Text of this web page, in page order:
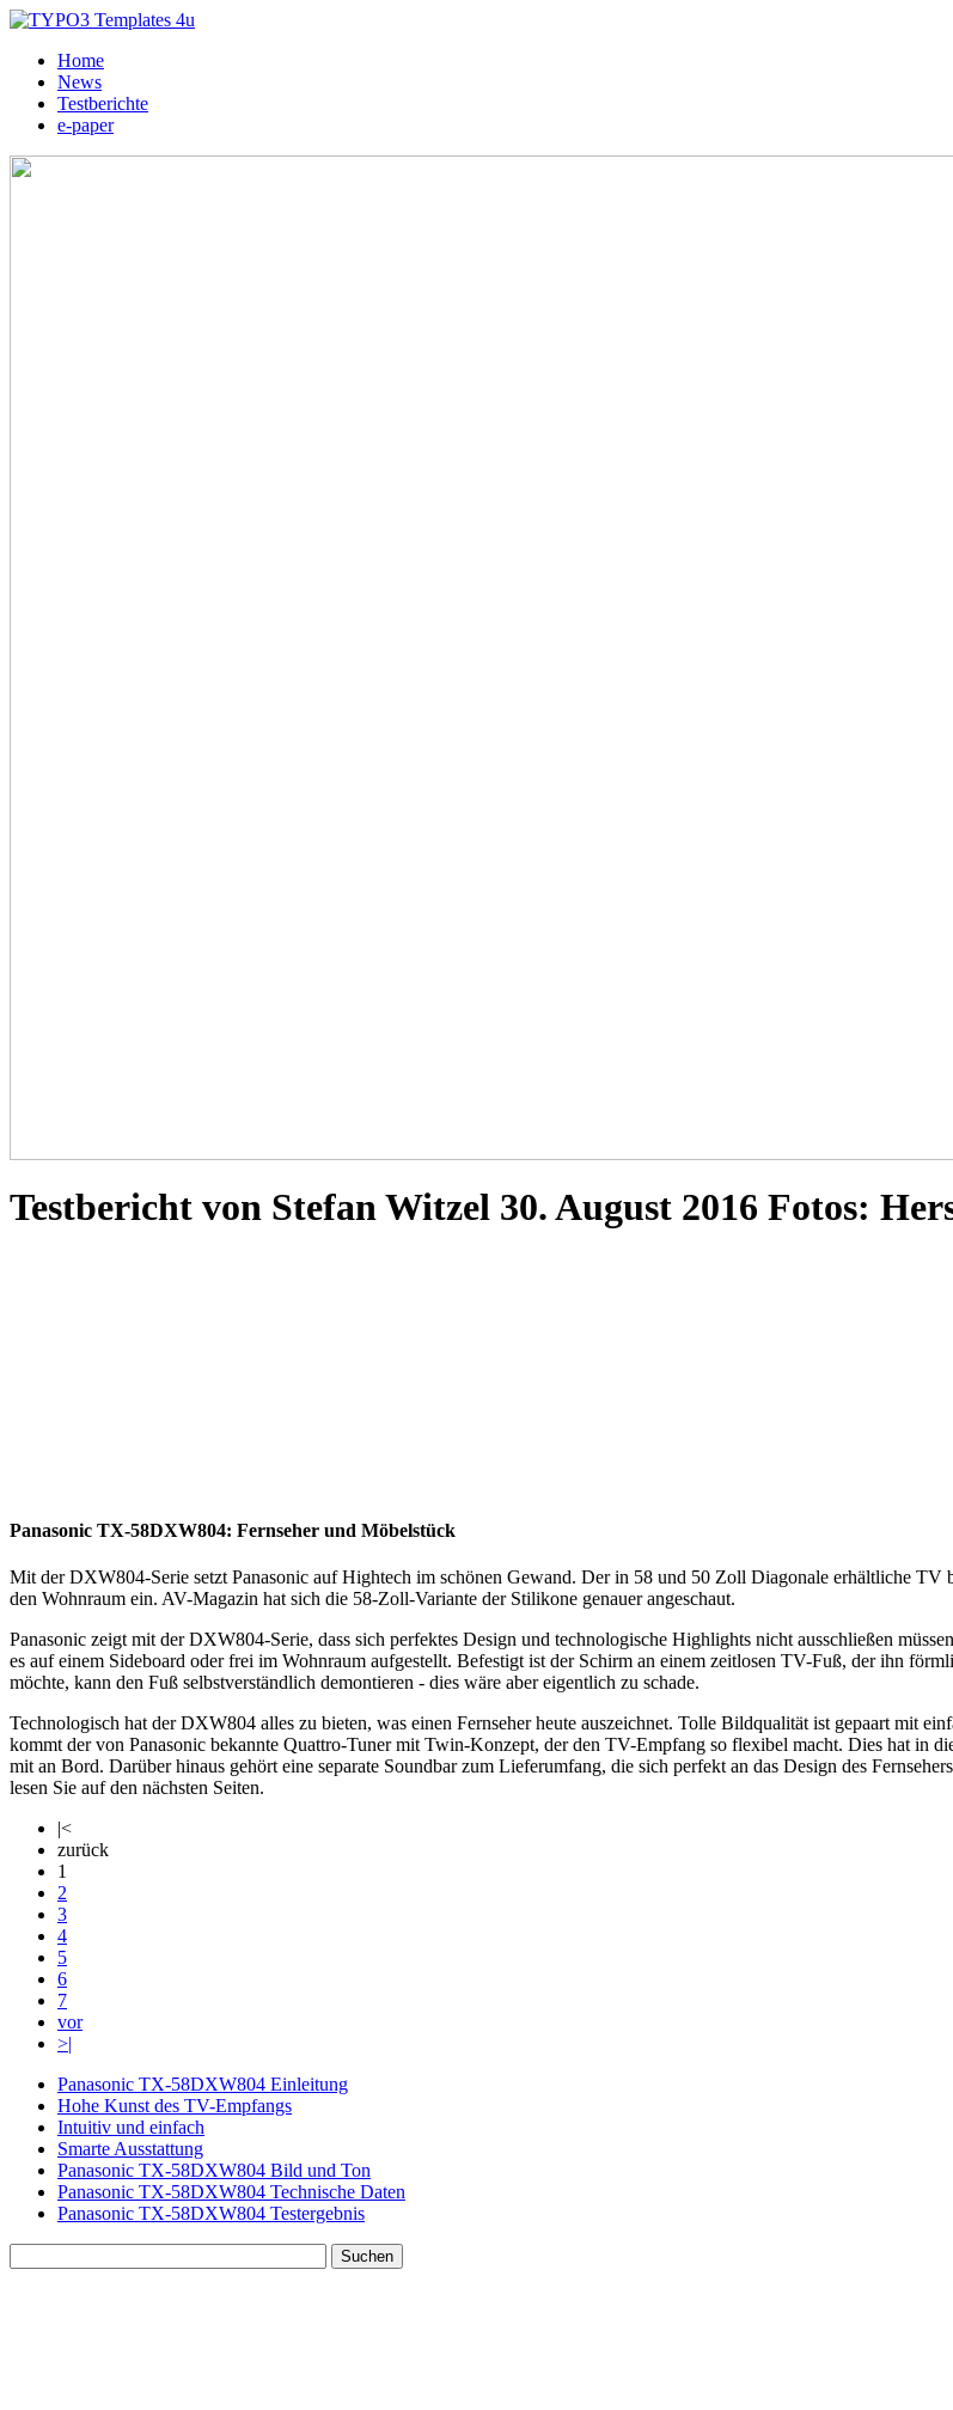
Home
News
Testberichte
e-paper
Testbericht von Stefan Witzel 30. August 2016 Fotos:
Panasonic TX-58DXW804: Fernseher und Möbelstück
Mit der DXW804-Serie setzt Panasonic auf Hightech im schönen Gewand. Der in 58 und 50 Zoll Diagonale erhältliche TV
den Wohnraum ein. AV-Magazin hat sich die 58-Zoll-Variante der Stilikone genauer angeschaut.
Panasonic zeigt mit der DXW804-Serie, dass sich perfektes Design und technologische Highlights nicht ausschließen
es auf einem Sideboard oder frei im Wohnraum aufgestellt. Befestigt ist der Schirm an einem zeitlosen TV-Fuß, der ihn
möchte, kann den Fuß selbstverständlich demontieren - dies wäre aber eigentlich zu schade.
Technologisch hat der DXW804 alles zu bieten, was einen Fernseher heute auszeichnet. Tolle Bildqualität ist gepaart mit
kommt der von Panasonic bekannte Quattro-Tuner mit Twin-Konzept, der den TV-Empfang so flexibel macht. Dies hat in
mit an Bord. Darüber hinaus gehört eine separate Soundbar zum Lieferumfang, die sich perfekt an das Design des
lesen Sie auf den nächsten Seiten.
|<
zurück
1
2
3
4
5
6
7
vor
>|
Panasonic TX-58DXW804 Einleitung
Hohe Kunst des TV-Empfangs
Intuitiv und einfach
Smarte Ausstattung
Panasonic TX-58DXW804 Bild und Ton
Panasonic TX-58DXW804 Technische Daten
Panasonic TX-58DXW804 Testergebnis